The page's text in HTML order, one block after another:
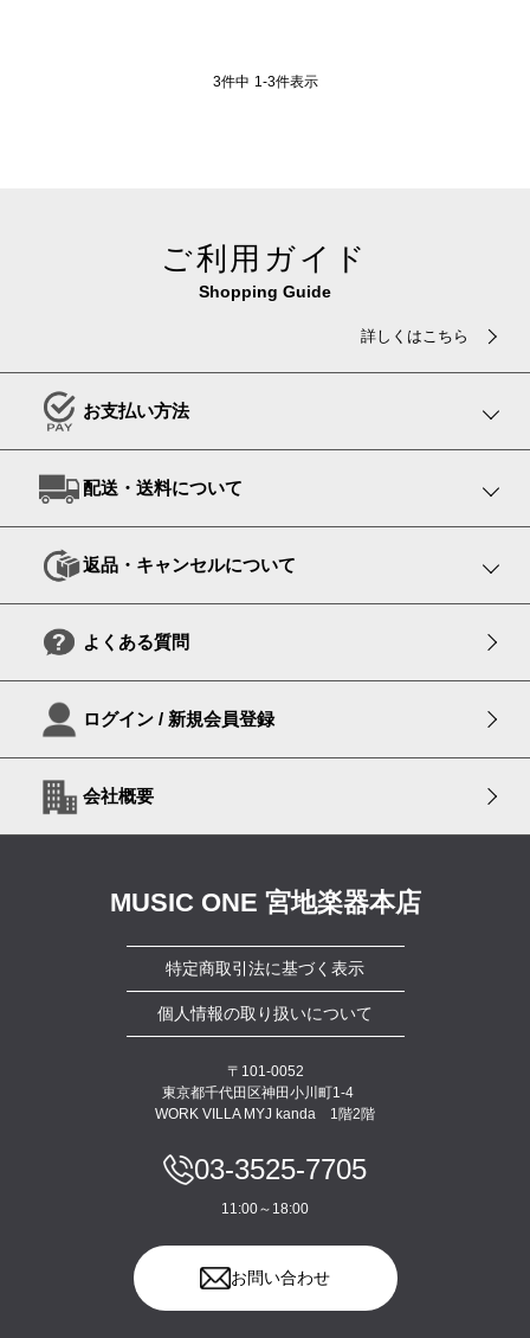
3件中 1 -3件表示
ご利用ガイド
Shopping Guide
詳しくはこちら
お支払い方法
配送・送料について
返品・キャンセルについて
よくある質問
ログイン / 新規会員登録
会社概要
MUSIC ONE 宮地楽器本店
特定商取引法に基づく表示
個人情報の取り扱いについて
〒101-0052
東京都千代田区神田小川町1-4
WORK VILLA MYJ kanda 1階2階
03-3525-7705
11:00～18:00
お問い合わせ